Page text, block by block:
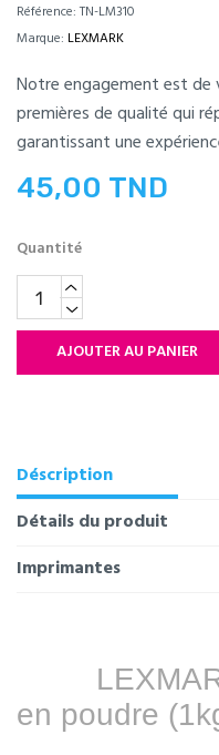
Référence: TN-LM310
Marque: LEXMARK
Notre engagement est de
premières de qualité qui
garantissant une
45,00 TND
Quantité
AJOUTER AU PANIER
Déscription
Détails du produit
Imprimantes
en poudre